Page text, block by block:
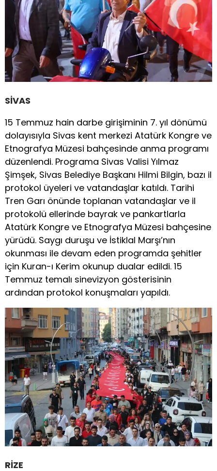
SİVAS
15 Temmuz hain darbe girişiminin 7. yıl dönümü
dolayısıyla Sivas kent merkezi Atatürk Kongre ve
Etnografya Müzesi bahçesinde anma programı
düzenlendi. Programa Sivas Valisi Yılmaz
Şimşek, Sivas Belediye Başkanı Hilmi Bilgin, bazı il
protokol üyeleri ve vatandaşlar katıldı. Tarihi
Tren Garı önünde toplanan vatandaşlar ve il
protokolü ellerinde bayrak ve pankartlarla
Atatürk Kongre ve Etnografya Müzesi bahçesine
yürüdü. Saygı duruşu ve İstiklal Marşı’nın
okunması ile devam eden programda şehitler
için Kuran-ı Kerim okunup dualar edildi. 15
Temmuz temalı sinevizyon gösterisinin
ardından protokol konuşmaları yapıldı.
RİZE